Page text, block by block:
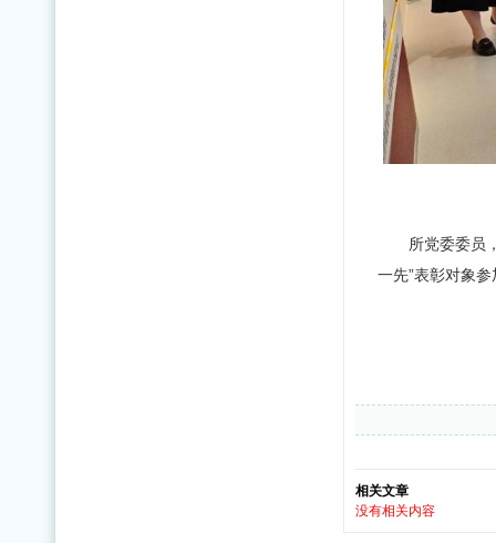
所党委委员
一先”表彰对象
相关文章
没有相关内容